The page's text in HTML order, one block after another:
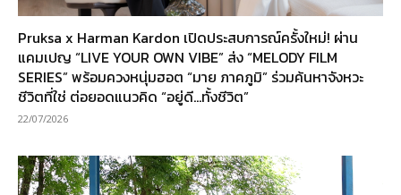
Pruksa x Harman Kardon เปิดประสบการณ์ครั้งใหม่! ผ่าน
แคมเปญ “LIVE YOUR OWN VIBE” ส่ง “MELODY FILM
SERIES” พร้อมควงหนุ่มฮอต “มาย ภาคภูมิ” ร่วมค้นหาจังหวะ
ชีวิตที่ใช่ ต่อยอดแนวคิด “อยู่ดี…ทั้งชีวิต”
22/07/2026